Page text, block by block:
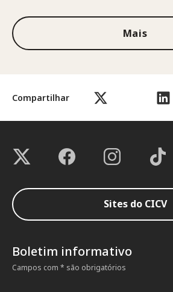
Compartilhar
Mais
Sites do CICV
Boletim informativo
Campos com * são obrigatórios